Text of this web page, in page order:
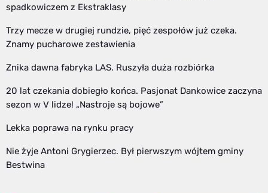
spadkowiczem z Ekstraklasy
Trzy mecze w drugiej rundzie, pięć zespołów już czeka.
Znamy pucharowe zestawienia
Znika dawna fabryka LAS. Ruszyła duża rozbiórka
20 lat czekania dobiegło końca. Pasjonat Dankowice zaczyna
sezon w V lidze! „Nastroje są bojowe”
Lekka poprawa na rynku pracy
Nie żyje Antoni Grygierzec. Był pierwszym wójtem gminy
Bestwina